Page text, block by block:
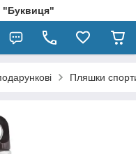
"Буквиця"
Пляшки